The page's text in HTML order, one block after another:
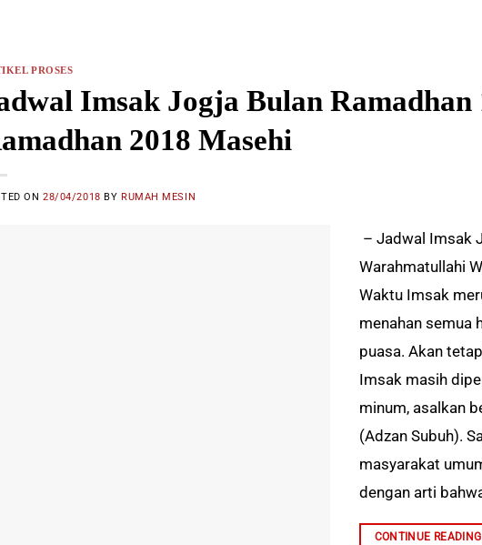
PROSES
Imsak Jogja Bulan Ramadhan
2018 Masehi
ON28/04/2018 BY RUMAH MESIN
– Jadwal Imsak
Warahmatullahi
Waktu Imsak
menahan semua
puasa. Akan
Imsak masih
minum, asalkan
(Adzan Subuh).
masyarakat
dengan arti
CONTINUE READING